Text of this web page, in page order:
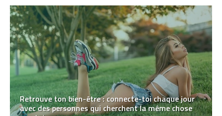
Retrouve ton bien-être : connecte-toi chaque jour
avec des personnes qui cherchent la même chose